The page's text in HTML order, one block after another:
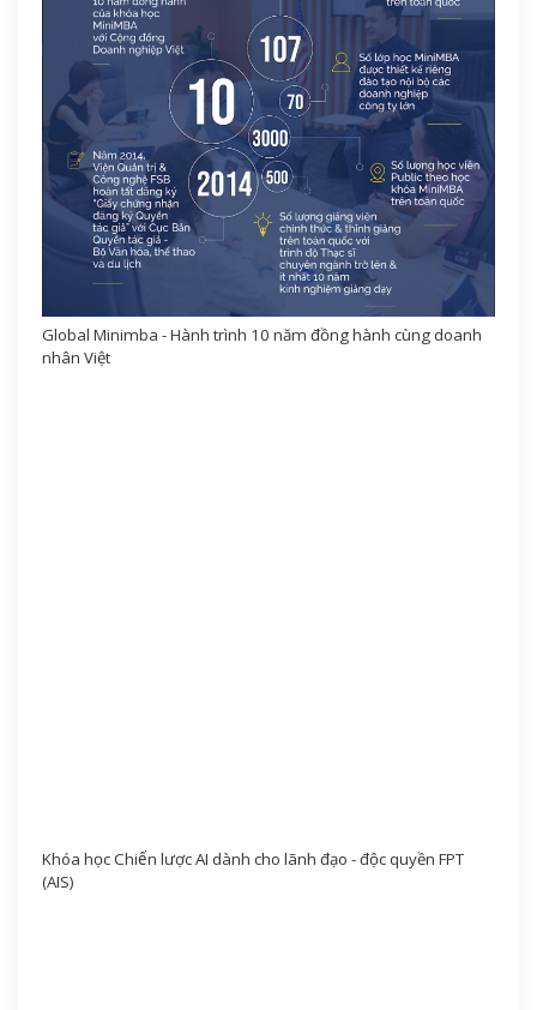
Global Minimba - Hành trình 10 năm đồng hành cùng doanh
nhân Việt
Khóa học Chiến lược AI dành cho lãnh đạo - độc quyền FPT
(AIS)